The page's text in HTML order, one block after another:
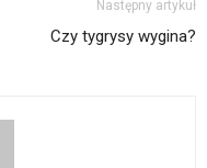
Następny artykuł
Czy tygrysy wygina?